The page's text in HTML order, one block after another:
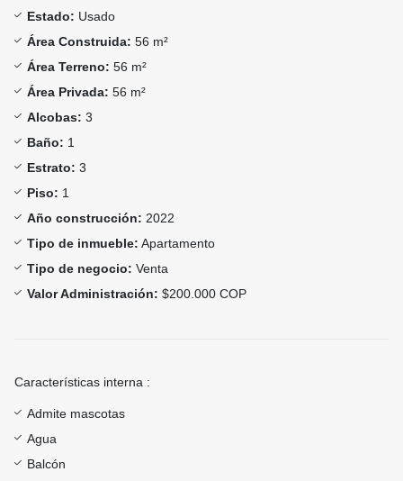
Estado: Usado
Área Construida: 56 m²
Área Terreno: 56 m²
Área Privada: 56 m²
Alcobas: 3
Baño: 1
Estrato: 3
Piso: 1
Año construcción: 2022
Tipo de inmueble: Apartamento
Tipo de negocio: Venta
Valor Administración: $200.000 COP
Características interna :
Admite mascotas
Agua
Balcón